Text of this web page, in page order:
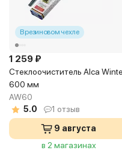
В резиновом чехле
1 259 ₽
Стеклоочиститель Alca
600 мм
AW60
5.0
1 отзыв
9 августа
в 2 магазинах